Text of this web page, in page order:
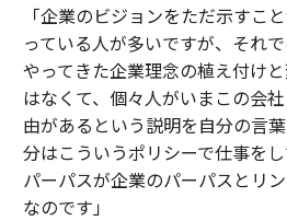
「企業のビジョンをただ示すこ
っている人が多いですが、それ
やってきた企業理念の植え付け
はなくて、個々人がいまこの会
由があるという説明を自分の言
分はこういうポリシーで仕事を
パーパスが企業のパーパスとリ
なのです」